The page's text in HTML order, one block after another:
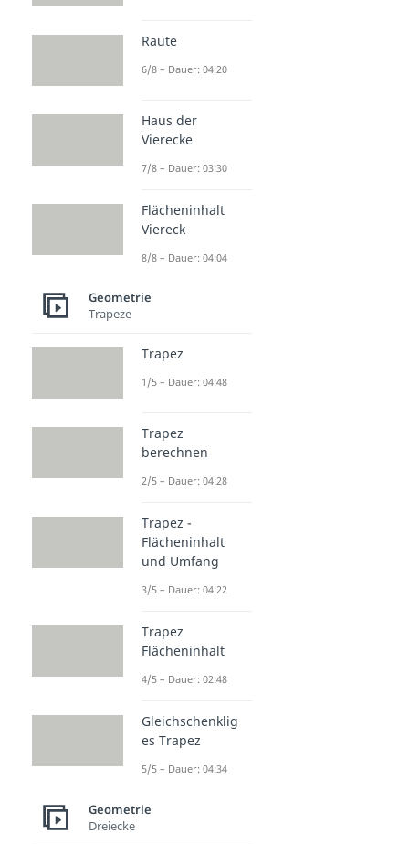
Raute
6/8 – Dauer: 04:20
Haus der
Vierecke
7/8 – Dauer: 03:30
Flächeninhalt
Viereck
8/8 – Dauer: 04:04
Geometrie
Trapeze
Trapez
1/5 – Dauer: 04:48
Trapez
berechnen
2/5 – Dauer: 04:28
Trapez -
Flächeninhalt
und Umfang
3/5 – Dauer: 04:22
Trapez
Flächeninhalt
4/5 – Dauer: 02:48
Gleichschenklig
es Trapez
5/5 – Dauer: 04:34
Geometrie
Dreiecke